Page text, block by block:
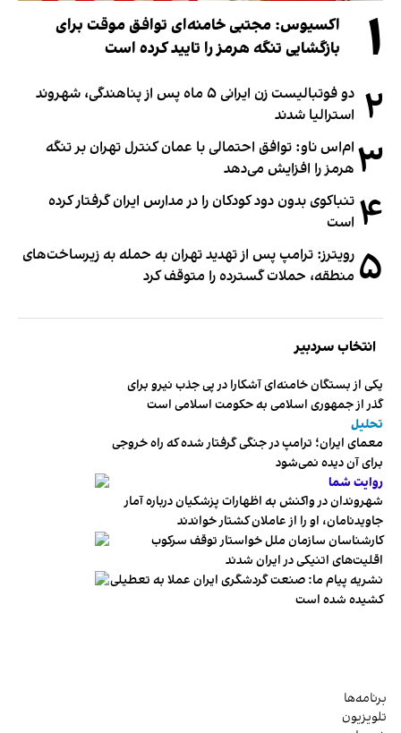
۱
اکسیوس: مجتبی خامنه‌ای توافق موقت برای
بازگشایی تنگه هرمز را تایید کرده است
۲
دو فوتبالیست زن ایرانی ۵ ماه پس از پناهندگی، شهروند
استرالیا شدند
۳ ام‌اس ناو: توافق احتمالی با عمان کنترل تهران بر تنگه
هرمز را افزایش می‌دهد
۴ تنباکوی بدون دود کودکان را در مدارس ایران گرفتار کرده
است
۵ رویترز: ترامپ پس از تهدید تهران به حمله به زیرساخت‌های
منطقه، حملات گسترده را متوقف کرد
انتخاب سردبیر
یکی از بستگان خامنه‌ای آشکارا در پی جذب نیرو برای
گذر از جمهوری اسلامی به حکومت اسلامی است
تحلیل
معمای ایران؛ ترامپ در جنگی گرفتار شده که راه خروجی
برای آن دیده نمی‌شود
روایت شما
شهروندان در واکنش به اظهارات پزشکیان درباره آمار
جاویدنامان، او را از عاملان کشتار خواندند
کارشناسان سازمان ملل خواستار توقف سرکوب
اقلیت‌های اتنیکی در ایران شدند
نشریه پیام ما: صنعت گردشگری ایران عملا به تعطیلی
کشیده شده است
برنامه‌ها
تلویزیون